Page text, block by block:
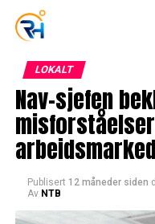
LOKALT
Nav-sjefen
Publisert 12 måneder siden
Av NTB